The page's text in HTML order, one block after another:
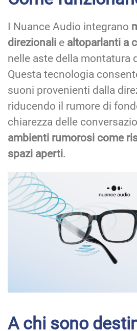
I Nuance Audio integrano
direzionali e altoparlanti a
nelle aste della montatura
Questa tecnologia
suoni provenienti dalla
riducendo il rumore di
chiarezza delle
ambienti rumorosi come
spazi aperti.
A chi sono